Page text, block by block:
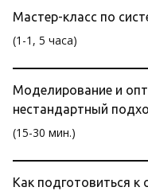
Мастер-класс по
(1-1, 5 часа)
Моделирование и
нестандартный
(15-30 мин.)
Как подготовиться к